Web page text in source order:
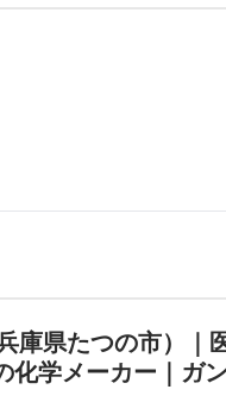
庫県たつの市）｜
学メーカー｜ガ